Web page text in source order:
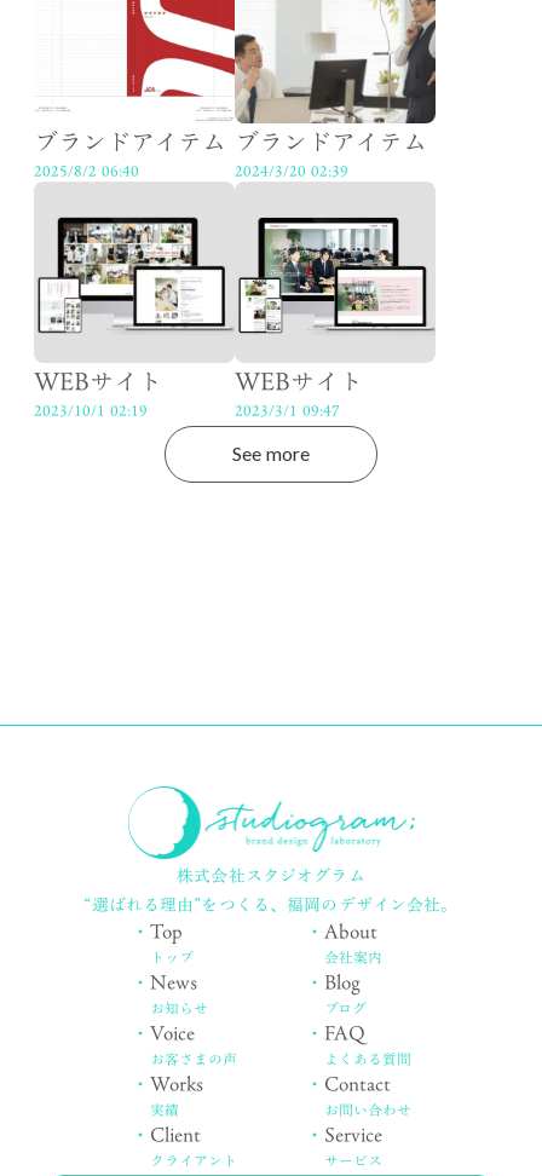
ブランドアイテム
2025/8/2 06:40
ブランドアイテム
2024/3/20 02:39
WEBサイト
2023/10/1 02:19
WEBサイト
2023/3/1 09:47
See more
株式会社スタジオグラム
“選ばれる理由”をつくる、福岡のデザイン会社。
・Top
トップ
・News
お知らせ
・Voice
お客さまの声
・Works
実績
・ Client
クライアント
・About
会社案内
・ Blog
ブログ
・ FAQ
よくある質問
・ Contact
お問い合わせ
・ Service
サービス